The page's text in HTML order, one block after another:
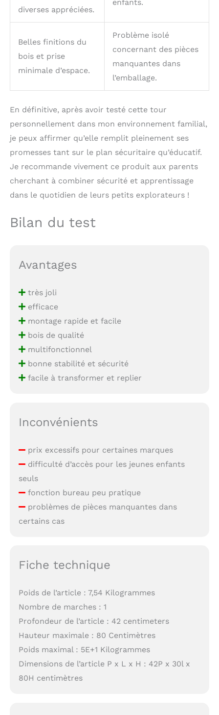
diverses appréciées.
enfants.
Belles finitions du
bois et prise
minimale d’espace.
Problème isolé
concernant des pièces
manquantes dans
l’emballage.
En définitive, après avoir testé cette tour
personnellement dans mon environnement familial,
je peux affirmer qu’elle remplit pleinement ses
promesses tant sur le plan sécuritaire qu’éducatif.
Je recommande vivement ce produit aux parents
cherchant à combiner sécurité et apprentissage
dans le quotidien de leurs petits explorateurs !
Bilan du test
Avantages
très joli
efficace
montage rapide et facile
bois de qualité
multifonctionnel
bonne stabilité et sécurité
facile à transformer et replier
Inconvénients
prix excessifs pour certaines marques
difficulté d’accès pour les jeunes enfants
seuls
fonction bureau peu pratique
problèmes de pièces manquantes dans
certains cas
Fiche technique
Poids de l’article : 7,54 Kilogrammes
Nombre de marches : 1
Profondeur de l’article : 42 centimeters
Hauteur maximale : 80 Centimètres
Poids maximal : 5E+1 Kilogrammes
Dimensions de l’article P x L x H : 42P x 30l x
80H centimètres